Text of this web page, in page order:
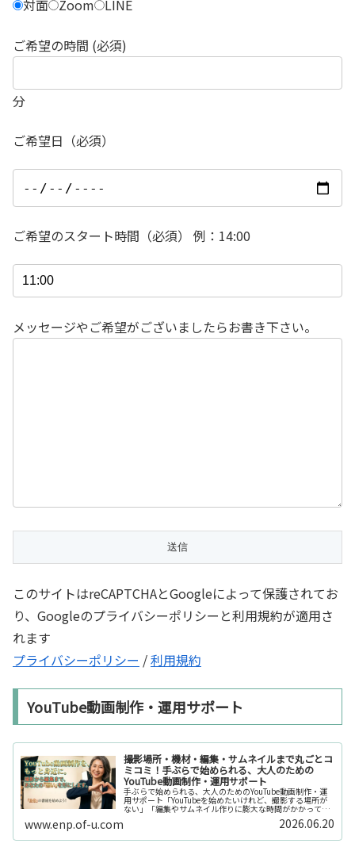
対面 Zoom LINE
ご希望の時間 (必須)
分
ご希望日（必須）
ご希望のスタート時間（必須） 例：14:00
メッセージやご希望がございましたらお書き下さい。
このサイトはreCAPTCHAとGoogleによって保護されてお
り、Googleのプライバシーポリシーと利用規約が適用さ
れます
プライバシーポリシー /利用規約
YouTube動画制作・運用サポート
撮影場所・機材・編集・サムネイルまで丸ごとコ
ミコミ！手ぶらで始められる、大人のための
YouTube動画制作・運用サポート
手ぶらで始められる、大人のためのYouTube動画制作・運
用サポート「YouTubeを始めたいけれど、撮影する場所が
ない」「編集やサムネイル作りに膨大な時間がかかって長
続きしない」「機材を揃えるだけで何万円もかかってしま
www.enp.of-u.com 2026.06.20